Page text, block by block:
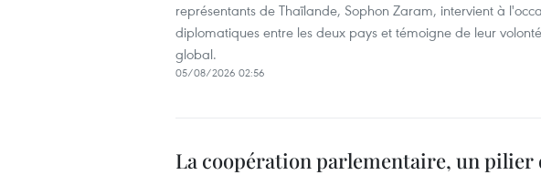
représentants de Thaïlande, Sophon Zaram, intervient à
diplomatiques entre les deux pays et témoigne de leur
global.
05/08/2026 02:56
La coopération parlementaire, un